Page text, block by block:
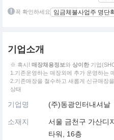
꼭 확인하세요 임금체불사업주 명단
기업소개
※ 혹시! 매장채용정보와 상이한 기업
1.기존운영하는 매장외에 추가 운영하는
2.기존매장을 철수하고 새롭게 신규매장
상태
기업명 (주)동광인터내셔날
소재지
서울 금천구 가산디
타워, 16층